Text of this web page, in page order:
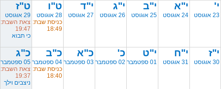
י'
23 אוגוסט
י"א
24 אוגוסט
י"ב
25 אוגוסט
י"ג
26 אוגוסט
י"ד
27 אוגוסט
ט"ו
28 אוגוסט
כניסת שבת:
18:49
ט"ז
29 אוגוסט
צאת השבת:
19:47
כי תבוא
י"ז
30 אוגוסט
י"ח
31 אוגוסט
י"ט
01 ספטמבר
כ'
02 ספטמבר
כ"א
03 ספטמבר
כ"ב
04 ספטמבר
כניסת שבת:
18:40
כ"ג
05 ספטמבר
צאת השבת:
19:37
ניצבים וילך